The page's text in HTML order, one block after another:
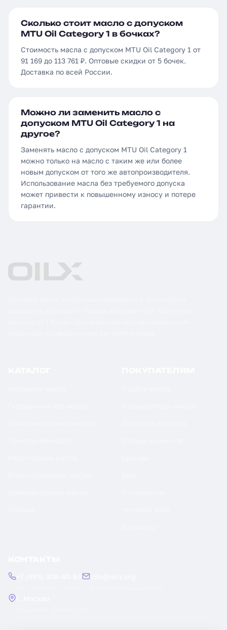
Сколько стоит масло с допуском
MTU Oil Category 1 в бочках?
Стоимость масла с допуском MTU Oil Category 1 от
91 169 до 113 761 ₽. Оптовые скидки от 5 бочек.
Доставка по всей России.
Можно ли заменить масло с
допуском MTU Oil Category 1 на
другое?
Заменять масло с допуском MTU Oil Category 1
можно только на масло с таким же или более
новым допуском от того же автопроизводителя.
Использование масла без требуемого допуска
может привести к повышенному износу и потере
гарантии.